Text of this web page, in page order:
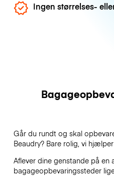
Ingen størrelses-
Går du rundt og skal
Beaudry? Bare rolig, vi
Aflever dine genstande på en
bagageopbevaringssteder